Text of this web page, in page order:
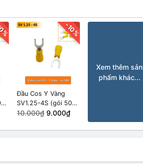
-10%
Đầu Cos Y Vàng
SV1.25-4S (gói 50
cái)
10.000₫ 9.000₫
Xem thêm sản
phẩm khác...